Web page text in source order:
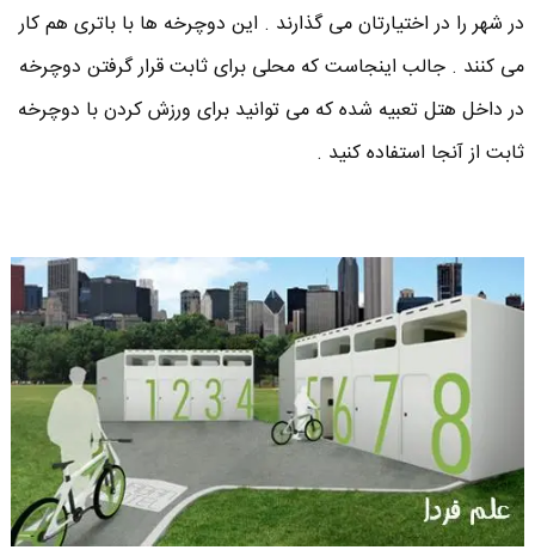
در شهر را در اختیارتان می گذارند . این دوچرخه ها با باتری هم کار
می کنند . جالب اینجاست که محلی برای ثابت قرار گرفتن دوچرخه
در داخل هتل تعبیه شده که می توانید برای ورزش کردن با دوچرخه
ثابت از آنجا استفاده کنید .